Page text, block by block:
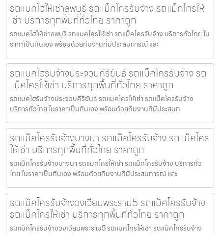
รถแบคโฮให้เช่าลพบุรี รถแม็คโครรับจ้าง รถแม็คโครให้
เช่า บริการทุกพื้นที่ทั่วไทย ราคาถูก
รถแบคโฮให้เช่าลพบุรี รถแมคโครให้เช่า รถแม็คโครรับจ้าง บริการทั่วไทย ใน
ราคาเป็นกันเอง พร้อมด้วยทีมงานที่มีประสบการณ์ และ
รถแบคโฮรับจ้างประจวบคีรีขันธ์ รถแม็คโครรับจ้าง รถ
แม็คโครให้เช่า บริการทุกพื้นที่ทั่วไทย ราคาถูก
รถแบคโฮรับจ้างประจวบคีรีขันธ์ รถแมคโครให้เช่า รถแม็คโครรับจ้าง
บริการทั่วไทย ในราคาเป็นกันเอง พร้อมด้วยทีมงานที่มีประสบก
รถแม็คโครรับจ้างบางนา รถแม็คโครรับจ้าง รถแม็คโคร
ให้เช่า บริการทุกพื้นที่ทั่วไทย ราคาถูก
รถแม็คโครรับจ้างบางนา รถแมคโครให้เช่า รถแม็คโครรับจ้าง บริการทั่ว
ไทย ในราคาเป็นกันเอง พร้อมด้วยทีมงานที่มีประสบการณ์ และ
รถแม็คโครรับจ้างวงเวียนพระราม5 รถแม็คโครรับจ้าง
รถแม็คโครให้เช่า บริการทุกพื้นที่ทั่วไทย ราคาถูก
รถแม็คโครรับจ้างวงเวียนพระราม5 รถแมคโครให้เช่า รถแม็คโครรับจ้าง